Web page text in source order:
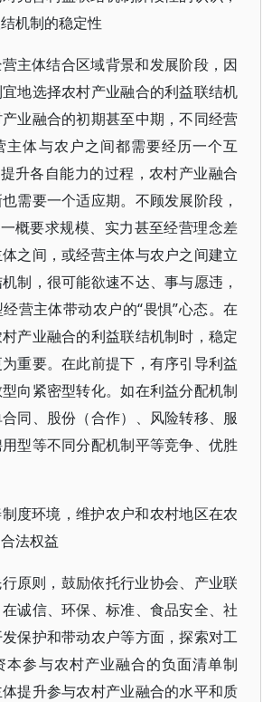
机制的稳定性
主体结合区域背景和发展阶段，因
地选择农村产业融合的利益联结机
业融合的初期甚至中期，不同经营
主体与农户之间都需要经历一个互
升各自能力的过程，农村产业融合
需要一个适应期。不顾发展阶段，
概要求规模、实力甚至经营理念差
之间，或经营主体与农户之间建立
制，很可能欲速不达、事与愿违，
营主体带动农户的“畏惧”心态。在
产业融合的利益联结机制时，稳定
重要。在此前提下，有序引导利益
向紧密型转化。如在利益分配机制
同、股份（合作）、风险转移、服
型等不同分配机制平等竞争、优胜
制度环境，维护农户和农村地区在农
法权益
原则，鼓励依托行业协会、产业联
诚信、环保、标准、食品安全、社
保护和带动农户等方面，探索对工
本参与农村产业融合的负面清单制
提升参与农村产业融合的水平和质